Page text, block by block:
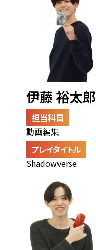
伊藤 裕太郎
担当科目
動画編集
プレイタイトル
Shadowverse